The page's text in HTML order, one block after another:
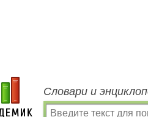
Словари и